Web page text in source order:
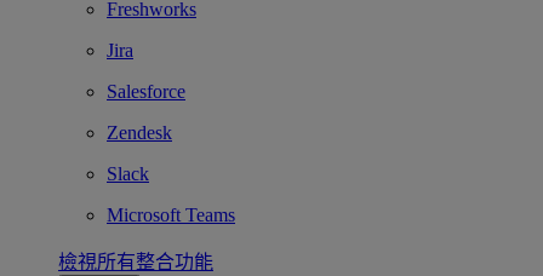
Freshworks
Jira
Salesforce
Zendesk
Slack
Microsoft Teams
檢視所有整合功能